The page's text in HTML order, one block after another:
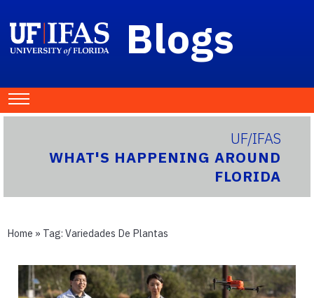
Blogs
UF/IFAS
WHAT'S HAPPENING AROUND
FLORIDA
Home » Tag: Variedades De Plantas